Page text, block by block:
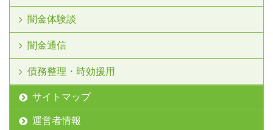
闇金体験談
闇金通信
債務整理・時効援用
サイトマップ
運営者情報